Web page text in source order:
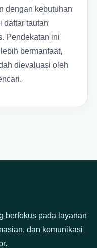
dengan kebutuhan
daftar tautan
Pendekatan ini
bermanfaat,
dievaluasi oleh
berfokus pada layanan
dan komunikasi